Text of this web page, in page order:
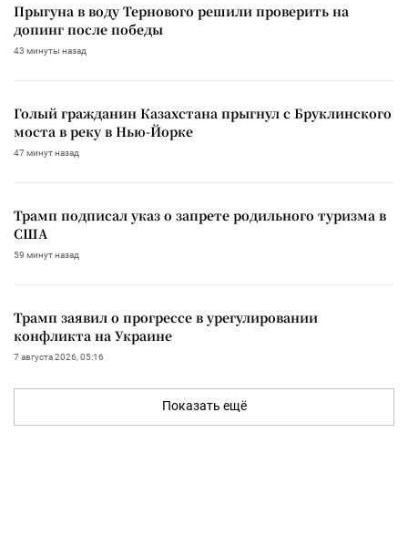
Прыгуна в воду Тернового решили проверить на
допинг после победы
43 минуты назад
Голый гражданин Казахстана прыгнул с Бруклинского
моста в реку в Нью-Йорке
47 минут назад
Трамп подписал указ о запрете родильного туризма в
США
59 минут назад
Трамп заявил о прогрессе в урегулировании
конфликта на Украине
7 августа 2026, 05:16
Показать ещё